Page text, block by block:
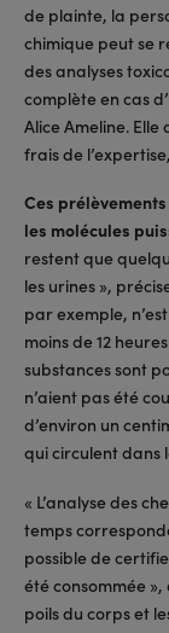
de plainte, la
chimique peut se
des analyses
complète en cas
Alice Ameline.
frais de
Ces
les molécules
restent que
les urines »,
par exemple,
moins de 12
substances sont
n’aient pas été
d’environ un
qui circulent dans
« L’analyse des
temps
possible de
été consommée
poils du corps et